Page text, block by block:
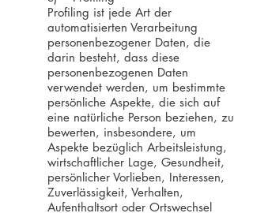
Profiling ist jede Art der
automatisierten Verarbeitung
personenbezogener Daten, die
darin besteht, dass diese
personenbezogenen Daten
verwendet werden, um bestimmte
persönliche Aspekte, die sich auf
eine natürliche Person beziehen, zu
bewerten, insbesondere, um
Aspekte bezüglich Arbeitsleistung,
wirtschaftlicher Lage, Gesundheit,
persönlicher Vorlieben, Interessen,
Zuverlässigkeit, Verhalten,
Aufenthaltsort oder Ortswechsel